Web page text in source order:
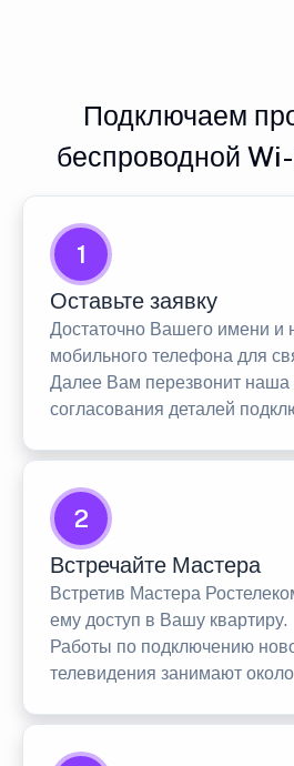
Подключаем
беспроводной
1
Оставьте заявку
Достаточно Вашего имени и
мобильного телефона для
Далее Вам перезвонит наша
согласования деталей
2
Встречайте Мастера
Встретив Мастера
ему доступ в Вашу квартиру.
Работы по подключению
телевидения занимают